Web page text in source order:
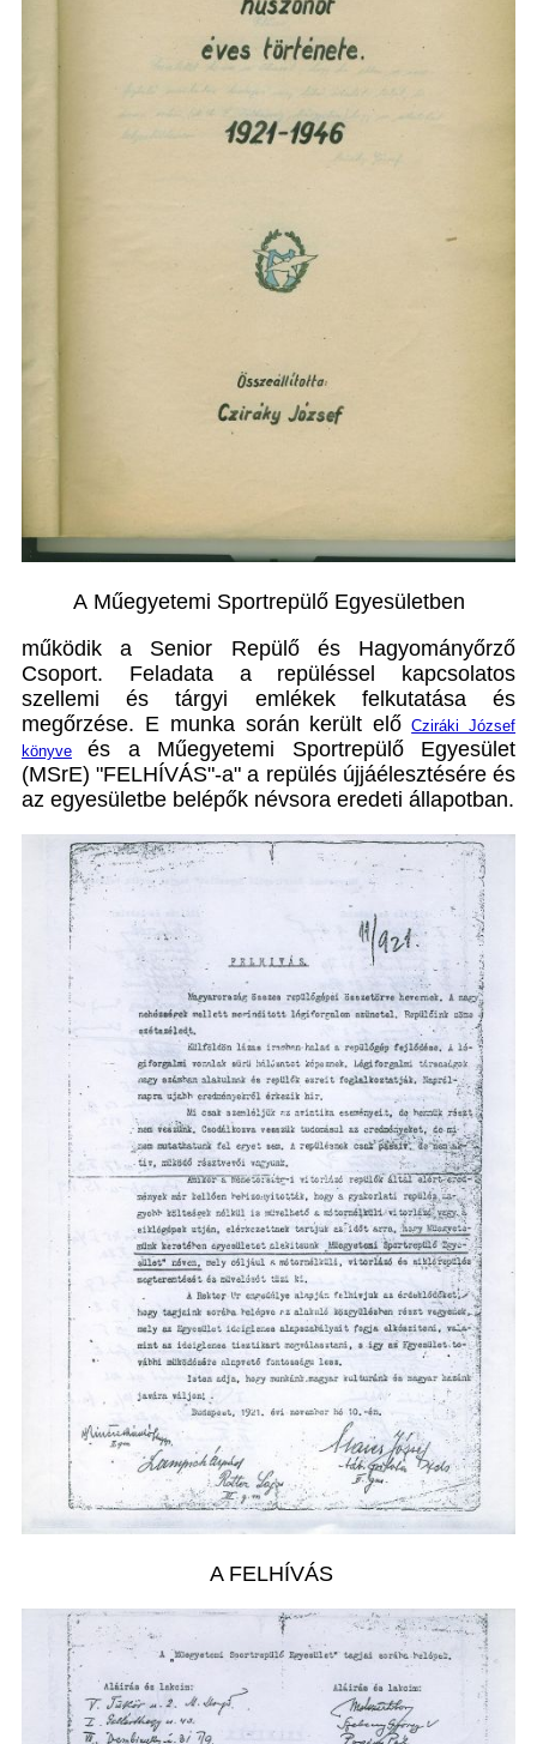
AMűegyetemi Sportrepülő Egyesületben
működik a Senior Repülő és Hagyományőrző
Csoport. Feladata a repüléssel kapcsolatos
szellemi és tárgyi emlékek felkutatása és
megőrzése. E munka során került elő Cziráki József
könyve
és a Műegyetemi Sportrepülő Egyesület
(MSrE) "FELHÍVÁS"-a" a repülés újjáélesztésére és
az egyesületbe belépők névsora eredeti állapotban.
A FELHÍVÁS